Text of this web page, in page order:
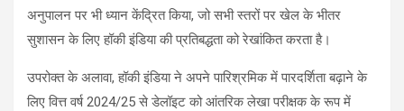
अनुपालन पर भी ध्यान केंद्रित किया, जो सभी स्तरों पर खेल के भीतर
सुशासन के लिए हॉकी इंडिया की प्रतिबद्धता को रेखांकित करता है।
उपरोक्त के अलावा, हॉकी इंडिया ने अपने पारिश्रमिक में पारदर्शिता बढ़ाने के
लिए वित्त वर्ष 2024/25 से डेलॉइट को आंतरिक लेखा परीक्षक के रूप में